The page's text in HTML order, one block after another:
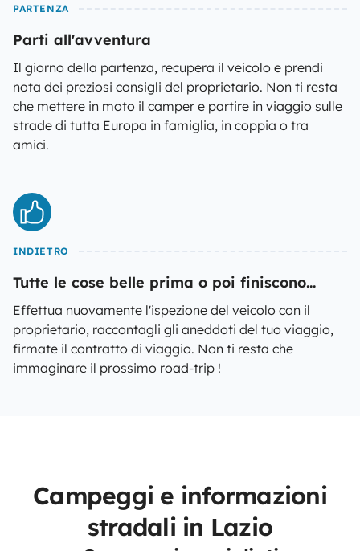
PARTENZA
Parti all'avventura
Il giorno della partenza, recupera il veicolo e prendi
nota dei preziosi consigli del proprietario. Non ti resta
che mettere in moto il camper e partire in viaggio sulle
strade di tutta Europa in famiglia, in coppia o tra
amici.
INDIETRO
Tutte le cose belle prima o poi finiscono...
Effettua nuovamente l'ispezione del veicolo con il
proprietario, raccontagli gli aneddoti del tuo viaggio,
firmate il contratto di viaggio. Non ti resta che
immaginare il prossimo road-trip !
Campeggi e informazioni
stradali in Lazio